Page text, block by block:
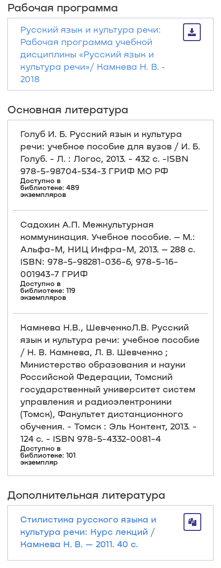
Рабочая программа
Русский язык и культура речи:
Рабочая программа учебной
дисциплины «Русский язык и
культура речи»/ Камнева Н. В. ‐
2018
Основная литература
Голуб И. Б. Русский язык и культура
речи: учебное пособие для вузов / И. Б.
Голуб. - Л. : Логос, 2013. - 432 с. -ISBN
978-5-98704-534-3 ГРИФ МО РФ
Доступно в
библиотеке: 489
экземпляров
Садохин А.П. Межкультурная
коммуникация. Учебное пособие. – М.:
Альфа-М, НИЦ Инфра-М, 2013. – 288 с.
ISBN: 978-5-98281-036-6, 978-5-16-
001943-7 ГРИФ
Доступно в
библиотеке: 119
экземпляров
Камнева Н.В., ШевченкоЛ.В. Русский
язык и культура речи: учебное пособие
/ Н. В. Камнева, Л. В. Шевченко ;
Министерство образования и науки
Российской Федерации, Томский
государственный университет систем
управления и радиоэлектроники
(Томск), Факультет дистанционного
обучения. - Томск : Эль Контент, 2013. -
124 с. - ISBN 978-5-4332-0081-4
Доступно в
библиотеке: 101
экземпляр
Дополнительная литература
Стилистика русского языка и
культура речи: Курс лекций /
Камнева Н. В. — 2011. 40 с.